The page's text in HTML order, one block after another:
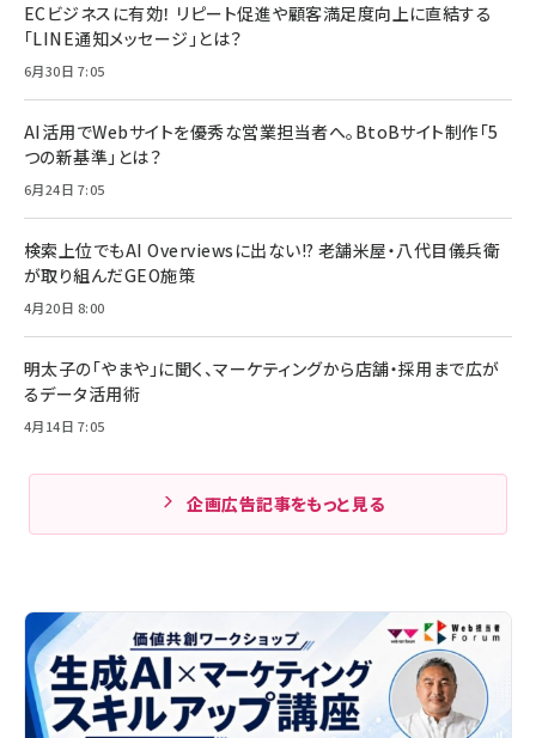
ECビジネスに有効！ リピート促進や顧客満足度向上に直結する
「LINE通知メッセージ」とは？
6月30日 7:05
AI活用でWebサイトを優秀な営業担当者へ。BtoBサイト制作「5
つの新基準」とは？
6月24日 7:05
検索上位でもAI Overviewsに出ない!? 老舗米屋・八代目儀兵衛
が取り組んだGEO施策
4月20日 8:00
明太子の「やまや」に聞く、マーケティングから店舗・採用まで広が
るデータ活用術
4月14日 7:05
企画広告記事をもっと見る